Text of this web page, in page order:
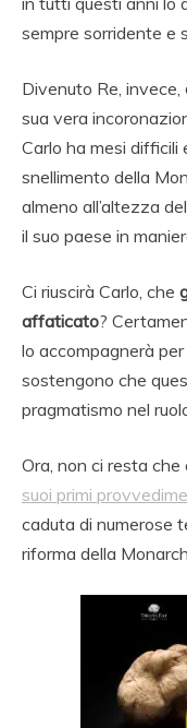
sempre sorridente e
Divenuto Re, invece,
sua vera
Carlo ha mesi difficili
snellimento della
almeno all’altezza
il suo paese in
Ci riuscirà Carlo, che
affaticato?
lo accompagnerà
sostengono che
pragmatismo nel
Ora, non ci resta
suoi primi
caduta di numerose
riforma della